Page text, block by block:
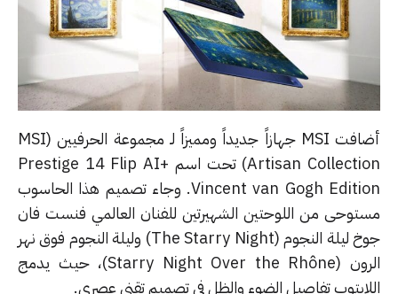
أضافت MSI جهازاً جديداً ومميزاً لـ مجموعة الحرفيين (MSI
Artisan Collection) تحت اسم Prestige 14 Flip AI+
Vincent van Gogh Edition. وجاء تصميم هذا الحاسوب
من اللوحتين الشهيرتين للفنان العالمي فنست فان
جوخ ليلة النجوم (The Starry Night) وليلة النجوم فوق نهر
الرون (Starry Night Over the Rhône)، حيث يدمج
تفاصيل الضوء والظل في تصميم تقني عصري.